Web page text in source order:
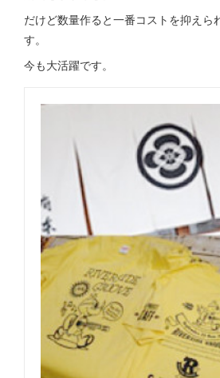
だけど数量作ると一番コストを抑えら
す。
今も大活躍です。